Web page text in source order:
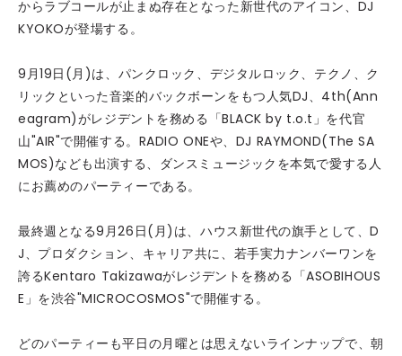
からラブコールが止まぬ存在となった新世代のアイコン、DJ
KYOKOが登場する。
9月19日(月)は、パンクロック、デジタルロック、テクノ、ク
リックといった音楽的バックボーンをもつ人気DJ、4th(Ann
eagram)がレジデントを務める「BLACK by t.o.t」を代官
山"AIR"で開催する。RADIO ONEや、DJ RAYMOND(The SA
MOS)なども出演する、ダンスミュージックを本気で愛する人
にお薦めのパーティーである。
最終週となる9月26日(月)は、ハウス新世代の旗手として、D
J、プロダクション、キャリア共に、若手実力ナンバーワンを
誇るKentaro Takizawaがレジデントを務める「ASOBIHOUS
E」を渋谷"MICROCOSMOS"で開催する。
どのパーティーも平日の月曜とは思えないラインナップで、朝